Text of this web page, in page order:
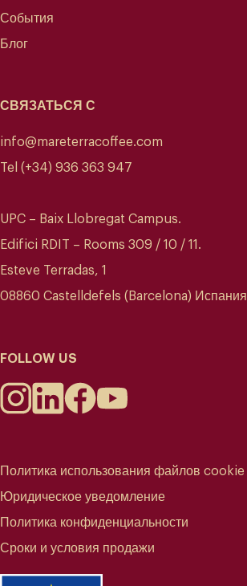
События
Блог
СВЯЗАТЬСЯ С
info@mareterracoffee.com
Tel (+34) 936 363 947
UPC – Baix Llobregat Campus.
Edifici RDIT – Rooms 309 / 10 / 11.
Esteve Terradas, 1
08860 Castelldefels (Barcelona) Испания
FOLLOW US
Политика использования файлов cookie
Юридическое уведомление
Политика конфиденциальности
Сроки и условия продажи